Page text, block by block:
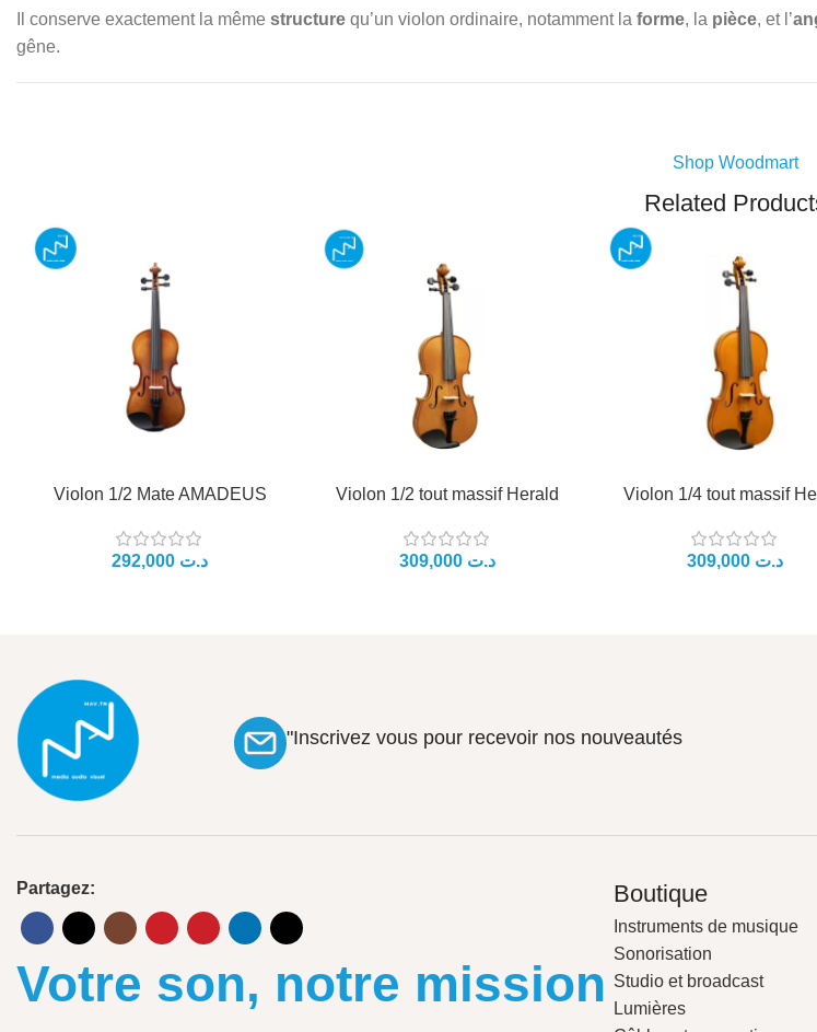
Il conserve exactement la même structure qu’un violon ordinaire, notamment la forme, la pièce, et l’
gêne.
Shop Woodmart
Related
Violon 1/2 Mate AMADEUS
د.ت
Violon 1/2 tout massif Herald
د.ت
Violon 1/4 tout massif
د.ت
"Inscrivez vous pour recevoir nos nouveautés
Partagez:
Votre son, notre mission
Boutique
Instruments de musique
Sonorisation
Studio et broadcast
Lumières